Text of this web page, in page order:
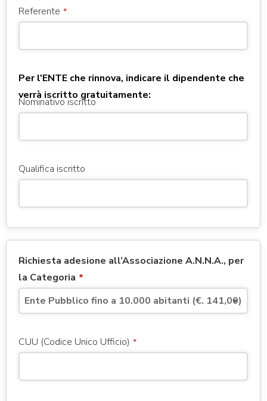
Referente *
Per l'ENTE che rinnova, indicare il dipendente che
verrà iscritto gratuitamente:
Nominativo iscritto
Qualifica iscritto
Richiesta adesione all’Associazione A.N.N.A., per
la Categoria *
CUU (Codice Unico Ufficio) *